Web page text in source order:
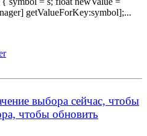
getValueForKey:symbol];...
выбора сейчас, чтобы
чтобы обновить